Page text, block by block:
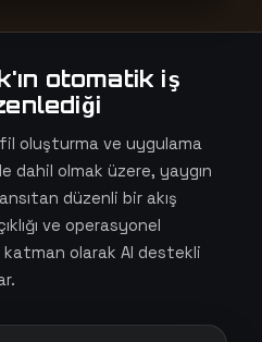
otomatik iş
oluşturma ve uygulama
dahil olmak üzere, yaygın
düzenli bir akış
ve operasyonel
katman olarak AI destekli